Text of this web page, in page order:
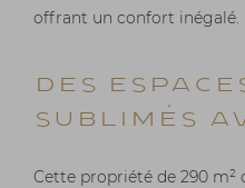
offrant un confort inégalé.
Des
Sublimés
Cette propriété de 290 m²